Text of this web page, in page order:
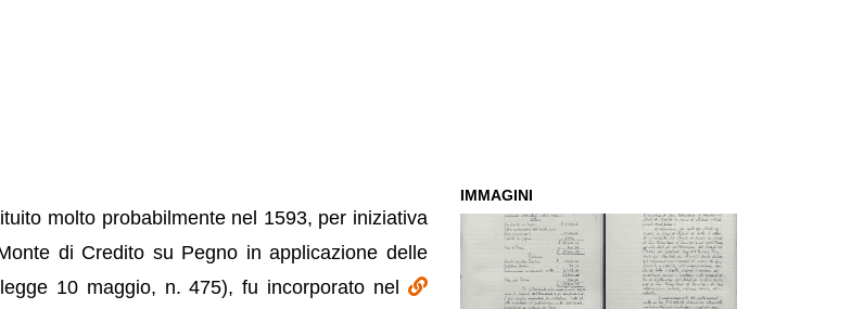
molto probabilmente nel 1593, per iniziativa
di Credito su Pegno in applicazione delle
10 maggio, n. 475), fu incorporato nel
IMMAGINI